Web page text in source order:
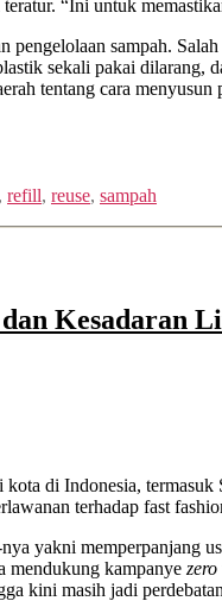
“Ini untuk
sampah.
sekali pakai dilarang,
tentang cara
, refill, reuse, sampah
Kesadaran
di Indonesia,
terhadap fast
yakni memperpanjang
mendukung kampanye zero
kini masih jadi